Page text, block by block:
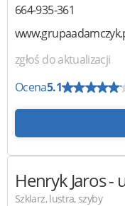
664-935-361
zgłoś do aktualizacji
Ocena5.1
Henryk Jaros-
Szklarz, lustra, szyby